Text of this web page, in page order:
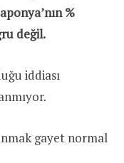
%
değil.
iddiası
gayet normal